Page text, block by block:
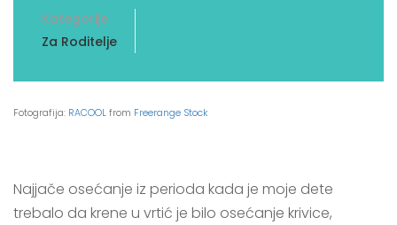
Kategorije
Za Roditelje
Fotografija: RACOOL from Freerange Stock
Najjače osećanje iz perioda kada je moje dete
trebalo da krene u vrtić je bilo osećanje krivice,